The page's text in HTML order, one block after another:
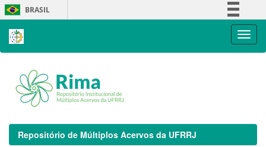
Skip
navigation
BRASIL
Repositório de Múltiplos Acervos da UFRRJ